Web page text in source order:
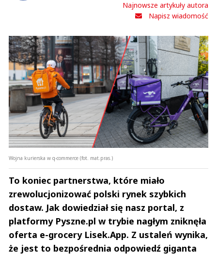
Najnowsze artykuły autora
Napisz wiadomość
Wojna kurierska w q-commerce (fot. mat.pras.)
To koniec partnerstwa, które miało
zrewolucjonizować polski rynek szybkich
dostaw. Jak dowiedział się nasz portal, z
platformy Pyszne.pl w trybie nagłym zniknęła
oferta e-grocery Lisek.App. Z ustaleń wynika,
że jest to bezpośrednia odpowiedź giganta